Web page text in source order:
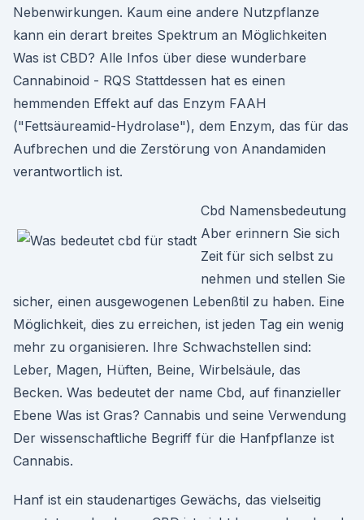
Nebenwirkungen. Kaum eine andere Nutzpflanze
kann ein derart breites Spektrum an Möglichkeiten
Was ist CBD? Alle Infos über diese wunderbare
Cannabinoid - RQS Stattdessen hat es einen
hemmenden Effekt auf das Enzym FAAH
("Fettsäureamid-Hydrolase"), dem Enzym, das für das
Aufbrechen und die Zerstörung von Anandamiden
verantwortlich ist.
Cbd Namensbedeutung
Aber erinnern Sie sich
Zeit für sich selbst zu
nehmen und stellen Sie
sicher, einen ausgewogenen Lebenßtil zu haben. Eine
Möglichkeit, dies zu erreichen, ist jeden Tag ein wenig
mehr zu organisieren. Ihre Schwachstellen sind:
Leber, Magen, Hüften, Beine, Wirbelsäule, das
Becken. Was bedeutet der name Cbd, auf finanzieller
Ebene Was ist Gras? Cannabis und seine Verwendung
Der wissenschaftliche Begriff für die Hanfpflanze ist
Cannabis.
Hanf ist ein staudenartiges Gewächs, das vielseitig